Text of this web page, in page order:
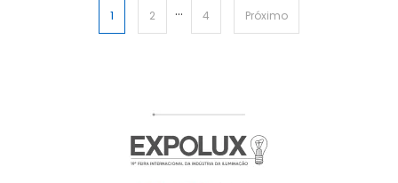
Paginação
1 2 … 4 Próximo